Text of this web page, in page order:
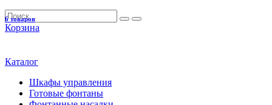
Корзина
Каталог
Шкафы управления
Готовые фонтаны
6 товаров